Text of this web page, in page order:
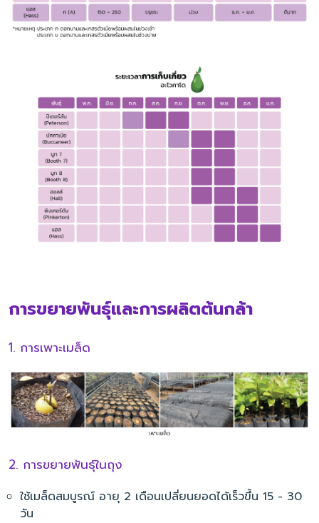
การขยายพันธุ์และการผลิตต้นกล้า
1. การเพาะเมล็ด
2. การขยายพันธุ์ในถุง
ใช้เมล็ดสมบูรณ์ อายุ 2 เดือนเปลี่ยนยอดได้เร็วขึ้น 15 - 30
วัน